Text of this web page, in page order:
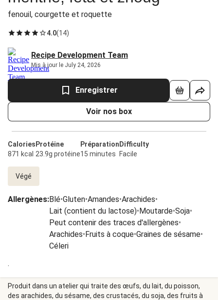
fenouil, courgette et roquette
4.0(14)
Recipe Development Team
Mis à jour le July 24, 2026
Enregistrer
Voir nos box
Calories
871 kcal
Protéine
23.9g protéine
Préparation
15 minutes
Difficulty
Facile
Végé
Allergènes:Blé•Gluten•Amandes•Arachides•
Lait (contient du lactose)•Moutarde•Soja•
Peut contenir des traces d'allergènes•
Arachides•Fruits à coque•Graines de sésame•
Céleri
.
Produit dans un atelier qui traite des œufs, du lait, du poisson,
des arachides, du sésame, des crustacés, du soja, des fruits à